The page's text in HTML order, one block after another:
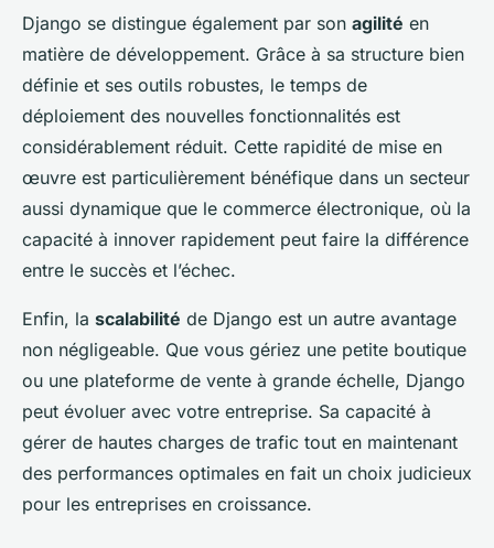
Django se distingue également par son agilité en
matière de développement. Grâce à sa structure bien
définie et ses outils robustes, le temps de
déploiement des nouvelles fonctionnalités est
considérablement réduit. Cette rapidité de mise en
œuvre est particulièrement bénéfique dans un secteur
aussi dynamique que le commerce électronique, où la
capacité à innover rapidement peut faire la différence
entre le succès et l’échec.
Enfin, la scalabilité de Django est un autre avantage
non négligeable. Que vous gériez une petite boutique
ou une plateforme de vente à grande échelle, Django
peut évoluer avec votre entreprise. Sa capacité à
gérer de hautes charges de trafic tout en maintenant
des performances optimales en fait un choix judicieux
pour les entreprises en croissance.